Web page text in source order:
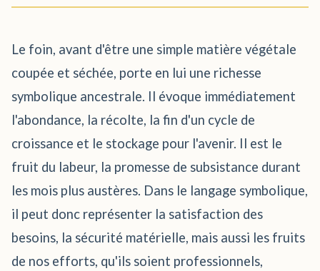
Le foin, avant d'être une simple matière végétale
coupée et séchée, porte en lui une richesse
symbolique ancestrale. Il évoque immédiatement
l'abondance, la récolte, la fin d'un cycle de
croissance et le stockage pour l'avenir. Il est le
fruit du labeur, la promesse de subsistance durant
les mois plus austères. Dans le langage symbolique,
il peut donc représenter la satisfaction des
besoins, la sécurité matérielle, mais aussi les fruits
de nos efforts, qu'ils soient professionnels,